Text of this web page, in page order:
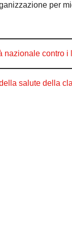
per
nazionale contro i
salute della